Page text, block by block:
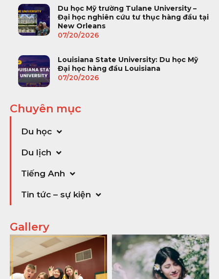
Du học Mỹ trường Tulane University –
Đại học nghiên cứu tư thục hàng đầu tại
New Orleans
07/20/2026
Louisiana State University: Du học Mỹ
Đại học hàng đầu Louisiana
07/20/2026
Chuyên mục
Du học
Du lịch
Tiếng Anh
Tin tức – sự kiện
Gallery